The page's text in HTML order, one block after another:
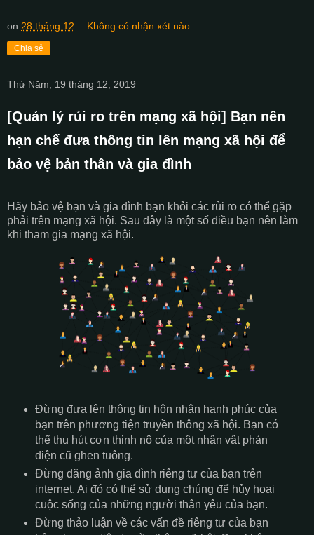
on 28 tháng 12 Không có nhận xét nào:
Chia sẻ
Thứ Năm, 19 tháng 12, 2019
[Quản lý rủi ro trên mạng xã hội] Bạn nên
hạn chế đưa thông tin lên mạng xã hội để
bảo vệ bản thân và gia đình
Hãy bảo vệ bạn và gia đình bạn khỏi các rủi ro có thể gặp
phải trên mạng xã hội. Sau đây là một số điều bạn nên làm
khi tham gia mạng xã hội.
Đừng đưa lên thông tin hôn nhân hạnh phúc của
bạn trên phương tiện truyền thông xã hội. Bạn có
thể thu hút cơn thịnh nộ của một nhân vật phản
diện cũ ghen tuông.
Đừng đăng ảnh gia đình riêng tư của bạn trên
internet. Ai đó có thể sử dụng chúng để hủy hoại
cuộc sống của những người thân yêu của bạn.
Đừng thảo luận về các vấn đề riêng tư của bạn